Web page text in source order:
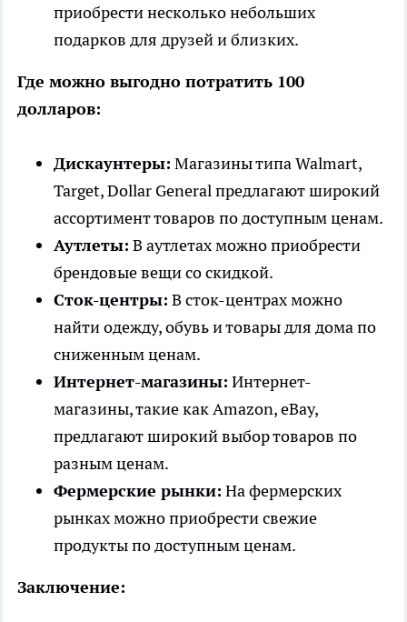
приобрести несколько небольших
подарков для друзей и близких.
Где можно выгодно потратить 100
долларов:
Дискаунтеры: Магазины типа Walmart,
Target, Dollar General предлагают широкий
ассортимент товаров по доступным ценам.
Аутлеты: В аутлетах можно приобрести
брендовые вещи со скидкой.
Сток-центры: В сток-центрах можно
найти одежду, обувь и товары для дома по
сниженным ценам.
Интернет-магазины: Интернет-
магазины, такие как Amazon, eBay,
предлагают широкий выбор товаров по
разным ценам.
Фермерские рынки: На фермерских
рынках можно приобрести свежие
продукты по доступным ценам.
Заключение: